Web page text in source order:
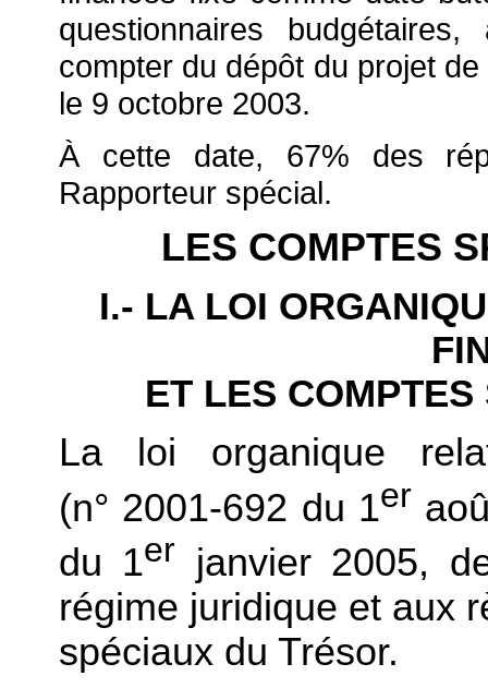
questionnaires
compter du dépôt du projet
le 9 octobre 2003.
À cette date, 67% des
Rapporteur spécial.
LES COMPTES
I.- LA LOI
ET LES
La loi organique
(n° 2001-692 du 1er
du 1er janvier 2005,
régime juridique et aux
spéciaux du Trésor.